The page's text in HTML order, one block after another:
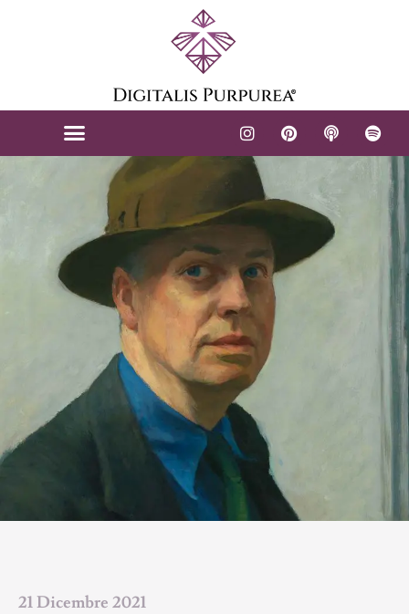
21 Dicembre 2021